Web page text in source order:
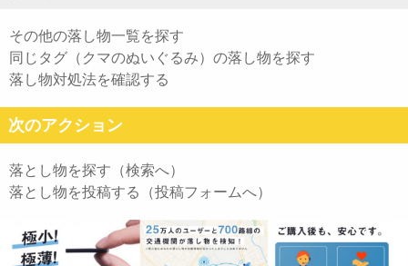
その他の落し物一覧を探す
同じタグ（クマのぬいぐるみ）の落し物を探す
落し物対処法を確認する
次のアクション
落とし物を探す（検索へ）
落とし物を投稿する（投稿フォームへ）